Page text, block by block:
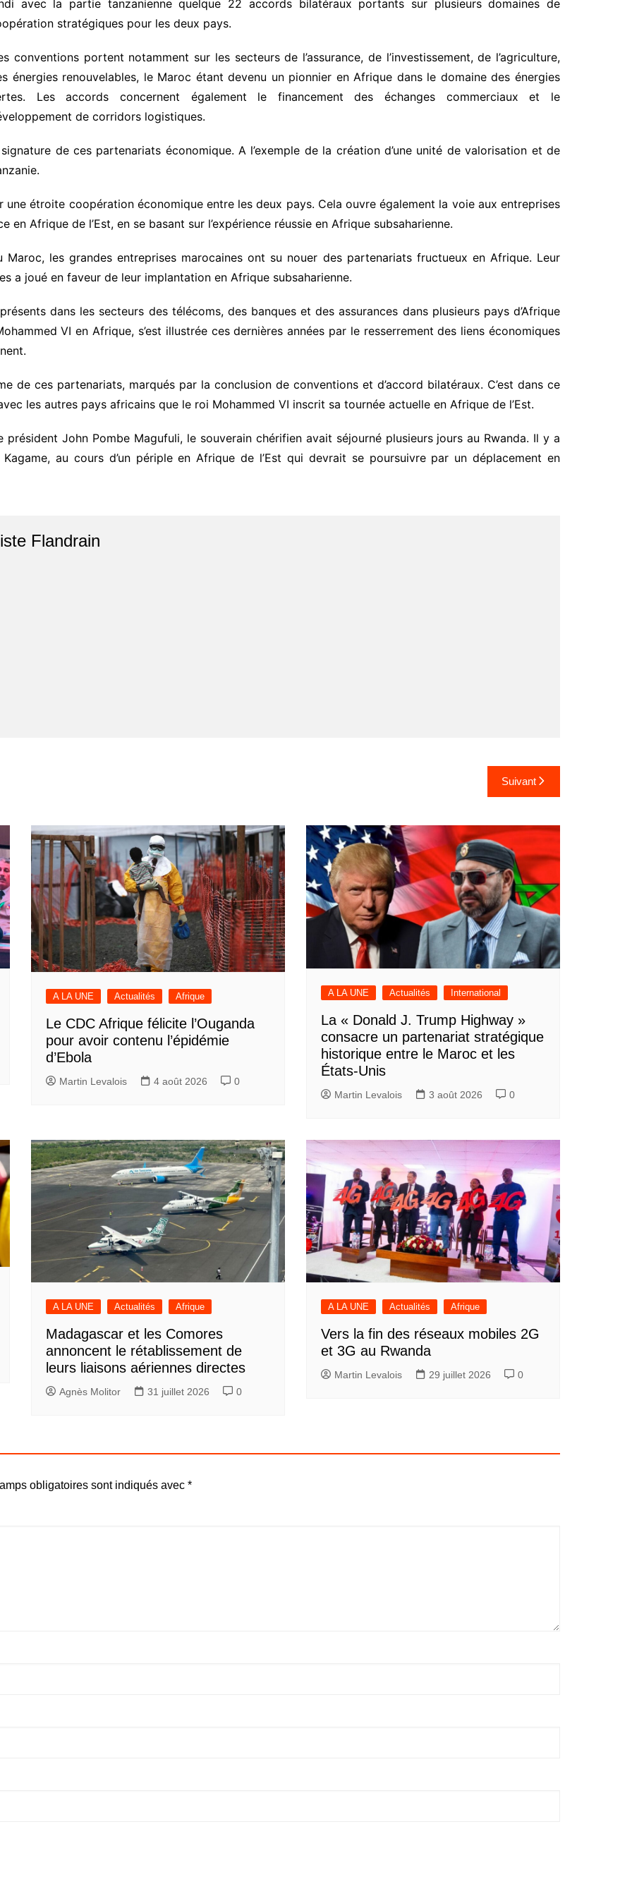
avec la partie tanzanienne quelque 22 accords bilatéraux portants sur plusieurs domaines de
stratégiques pour les deux pays.
conventions portent notamment sur les secteurs de l’assurance, de l’investissement, de l’agriculture,
énergies renouvelables, le Maroc étant devenu un pionnier en Afrique dans le domaine des énergies
Les accords concernent également le financement des échanges commerciaux et le
de corridors logistiques.
de ces partenariats économique. A l’exemple de la création d’une unité de valorisation et de
étroite coopération économique entre les deux pays. Cela ouvre également la voie aux entreprises
Afrique de l’Est, en se basant sur l’expérience réussie en Afrique subsaharienne.
les grandes entreprises marocaines ont su nouer des partenariats fructueux en Afrique. Leur
a joué en faveur de leur implantation en Afrique subsaharienne.
dans les secteurs des télécoms, des banques et des assurances dans plusieurs pays d’Afrique
VI en Afrique, s’est illustrée ces dernières années par le resserrement des liens économiques
de ces partenariats, marqués par la conclusion de conventions et d’accord bilatéraux. C’est dans ce
les autres pays africains que le roi Mohammed VI inscrit sa tournée actuelle en Afrique de l’Est.
président John Pombe Magufuli, le souverain chérifien avait séjourné plusieurs jours au Rwanda. Il y a
au cours d’un périple en Afrique de l’Est qui devrait se poursuivre par un déplacement en
Flandrain
Suivant
A LA UNE Actualités Afrique
Le CDC Afrique félicite l’Ouganda
pour avoir contenu l’épidémie
d’Ebola
Martin Levalois 4 août 2026 0
A LA UNE Actualités International
La « Donald J. Trump Highway »
consacre un partenariat stratégique
historique entre le Maroc et les
États-Unis
Martin Levalois 3 août 2026 0
A LA UNE Actualités Afrique
Madagascar et les Comores
annoncent le rétablissement de
leurs liaisons aériennes directes
Agnès Molitor 31 juillet 2026 0
A LA UNE Actualités Afrique
Vers la fin des réseaux mobiles 2G
et 3G au Rwanda
Martin Levalois 29 juillet 2026 0
obligatoires sont indiqués avec *